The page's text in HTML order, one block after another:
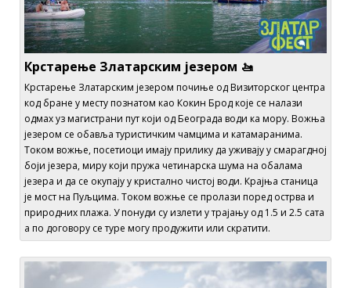
Крстарење Златарским језером 🚤
Крстарење Златарским језером почиње од Визиторског центра
код бране у месту познатом као Кокин Брод које се налази
одмах уз магистрани пут који од Београда води ка мору. Вожња
језером се обавља туристичким чамцима и катамаранима.
Током вожње, посетиоци имају прилику да уживају у смарагдној
боји језера, миру који пружа четинарска шума на обалама
језера и да се окупају у кристално чистој води. Крајња станица
је мост на Пуљцима. Током вожње се пролази поред острва и
природних плажа. У понуди су излети у трајању од 1.5 и 2.5 сата
а по договору се туре могу продужити или скратити.